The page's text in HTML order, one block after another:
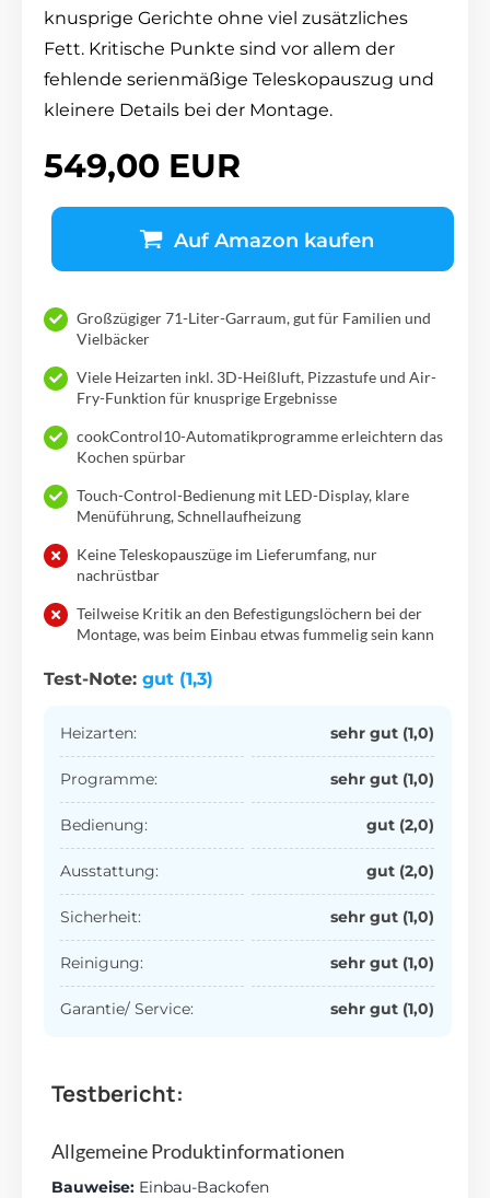
knusprige Gerichte ohne viel zusätzliches
Fett. Kritische Punkte sind vor allem der
fehlen­de serienmäßige Teleskopauszug und
kleinere Details bei der Montage.
549,00 EUR
Auf Amazon kaufen
Großzügiger 71-Liter-Garraum, gut für Familien und
Vielbäcker
Viele Heizarten inkl. 3D-Heißluft, Pizzastufe und Air-
Fry-Funktion für knusprige Ergebnisse
cookControl10-Automatikprogramme erleichtern das
Kochen spürbar
Touch-Control-Bedienung mit LED-Display, klare
Menüführung, Schnellaufheizung
Keine Teleskopauszüge im Lieferumfang, nur
nachrüstbar
Teilweise Kritik an den Befestigungslöchern bei der
Montage, was beim Einbau etwas fummelig sein kann
Test-Note: gut (1,3)
Heizarten: sehr gut (1,0)
Programme: sehr gut (1,0)
Bedienung: gut (2,0)
Ausstattung: gut (2,0)
Sicherheit: sehr gut (1,0)
Reinigung: sehr gut (1,0)
Garantie/ Service: sehr gut (1,0)
Testbericht:
Allgemeine Produktinformationen
Bauweise: Einbau-Backofen